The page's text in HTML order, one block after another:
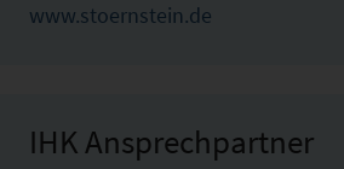
www.stoernstein.de
IHK Ansprechpartner